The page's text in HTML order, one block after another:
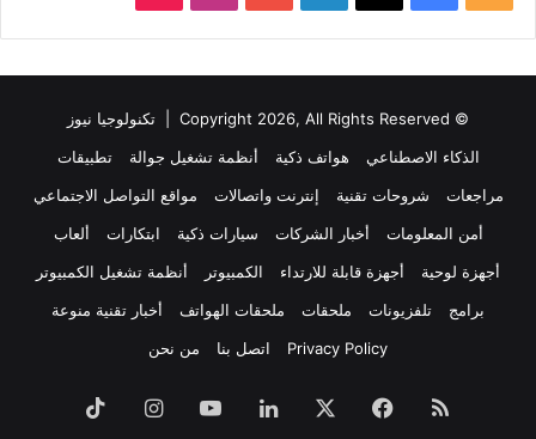
الموقع
RSS
© Copyright 2026, All Rights Reserved |
تكنولوجيا نيوز
الذكاء الاصطناعي
هواتف ذكية أنظمة تشغيل جوالة
تطبيقات
مراجعات
شروحات تقنية إنترنت واتصالات
مواقع التواصل الاجتماعي
أمن المعلومات
أخبار الشركات سيارات ذكية ابتكارات
ألعاب
أجهزة لوحية
أجهزة قابلة للارتداء الكمبيوتر
أنظمة تشغيل الكمبيوتر
برامج
تلفزيونات ملحقات ملحقات الهواتف
أخبار تقنية منوعة
Privacy Policy
اتصل بنا من نحن
ملخصفيسبوك لينكدإن‫YouTubeانستقرام